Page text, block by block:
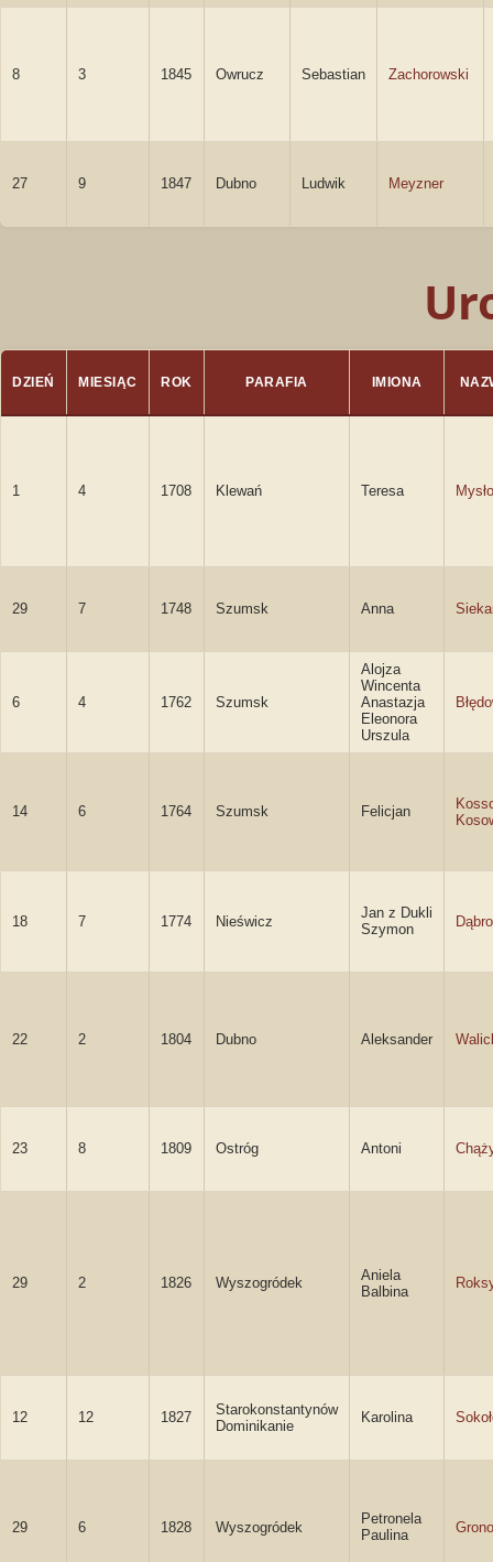
8 3 1845 Owrucz Sebastian Zachorowski
27 9 1847 Dubno Ludwik Meyzner
DZIEŃ MIESIĄC ROK PARAFIA IMIONA
1 4 1708 Klewań Teresa
29 7 1748 Szumsk Anna
6 4 1762 Szumsk
Alojza
Wincenta
Anastazja
Eleonora
Urszula
14 6 1764 Szumsk Felicjan
18 7 1774 Nieświcz
Jan z Dukli
Szymon
22 2 1804 Dubno Aleksander
23 8 1809 Ostróg Antoni
29 2 1826 Wyszogródek
Aniela
Balbina
12 12 1827
Starokonstantynów
Dominikanie
Karolina
29 6 1828 Wyszogródek
Petronela
Paulina